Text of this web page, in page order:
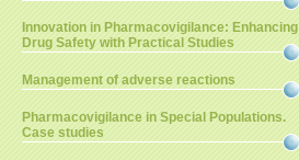
Innovation in Pharmacovigilance: Enhancing
Drug Safety with Practical Studies
Management of adverse reactions
Pharmacovigilance in Special Populations.
Case studies